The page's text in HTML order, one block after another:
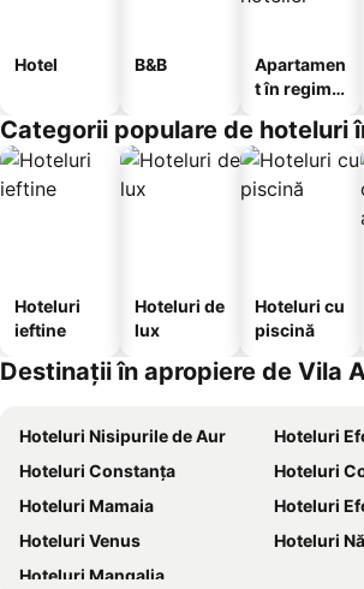
Hotel B&B
Apartamen
t în regim
Categorii populare de hoteluri
Hoteluri
ieftine
Hoteluri de
lux
Hoteluri cu
piscină
Destinații în apropiere de Vila
Hoteluri Nisipurile de Aur
Hoteluri
Hoteluri Constanța
Hoteluri
Hoteluri Mamaia
Hoteluri
Hoteluri Venus
Hoteluri
Hoteluri Mangalia